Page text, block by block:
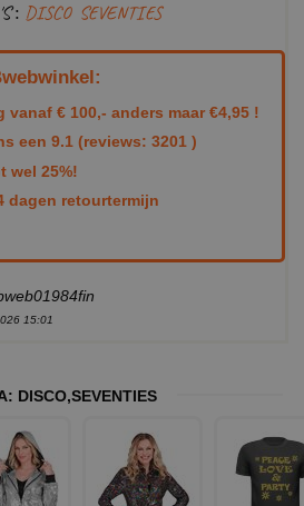
: DISCO SEVENTIES
vanaf € 100,- anders maar €4,95 !
een 9.1 (reviews: 3201 )
wel 25%!
dagen retourtermijn
15:01
DISCO,SEVENTIES